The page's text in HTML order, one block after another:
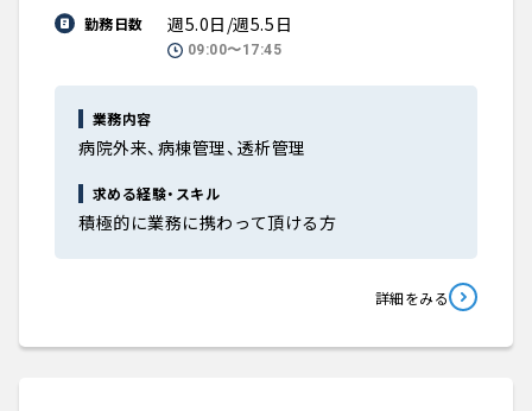
勤務日数
週5.0日/週5.5日
09:00〜17:45
業務内容
病院外来、病棟管理、透析管理
求める経験・スキル
積極的に業務に携わって頂ける方
詳細をみる